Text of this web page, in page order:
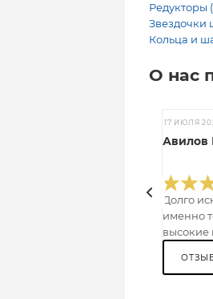
Редукторы
Звездочки
Кольца и
О нас
17 ИЮЛЯ
Авилов
Долго
именно
высокие